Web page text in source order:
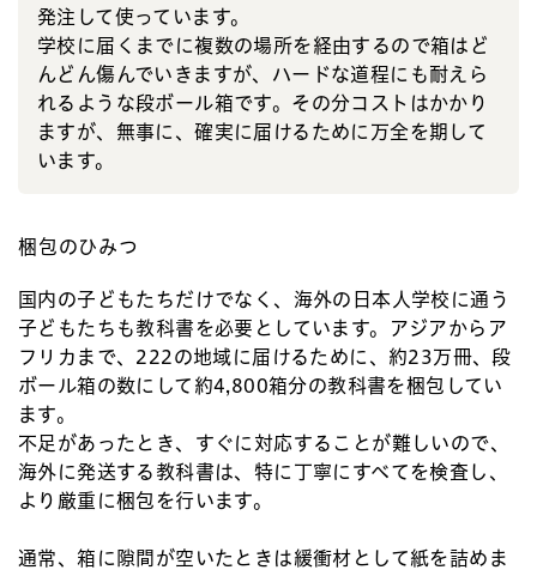
発注して使っています。
学校に届くまでに複数の場所を経由するので箱はど
んどん傷んでいきますが、ハードな道程にも耐えら
れるような段ボール箱です。その分コストはかかり
ますが、無事に、確実に届けるために万全を期して
います。
梱包のひみつ
国内の子どもたちだけでなく、海外の日本人学校に通う
子どもたちも教科書を必要としています。アジアからア
フリカまで、222の地域に届けるために、約23万冊、段
ボール箱の数にして約4,800箱分の教科書を梱包してい
ます。
不足があったとき、すぐに対応することが難しいので、
海外に発送する教科書は、特に丁寧にすべてを検査し、
より厳重に梱包を行います。
通常、箱に隙間が空いたときは緩衝材として紙を詰めま